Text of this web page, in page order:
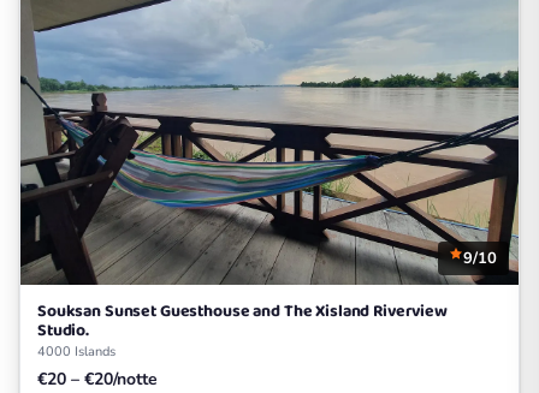
9/10
Souksan Sunset Guesthouse and The Xisland Riverview
Studio.
4000 Islands
€20 – €20/notte